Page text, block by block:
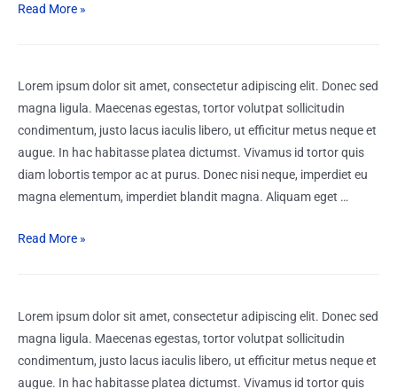
Read More »
Lorem ipsum dolor sit amet, consectetur adipiscing elit. Donec sed
magna ligula. Maecenas egestas, tortor volutpat sollicitudin
condimentum, justo lacus iaculis libero, ut efficitur metus neque et
augue. In hac habitasse platea dictumst. Vivamus id tortor quis
diam lobortis tempor ac at purus. Donec nisi neque, imperdiet eu
magna elementum, imperdiet blandit magna. Aliquam eget …
Read More »
Lorem ipsum dolor sit amet, consectetur adipiscing elit. Donec sed
magna ligula. Maecenas egestas, tortor volutpat sollicitudin
condimentum, justo lacus iaculis libero, ut efficitur metus neque et
augue. In hac habitasse platea dictumst. Vivamus id tortor quis